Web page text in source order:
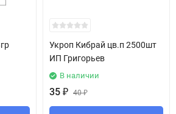
Укроп Кибрай цв.п 2500шт
ИП Григорьев
В наличии
35 ₽ 40₽